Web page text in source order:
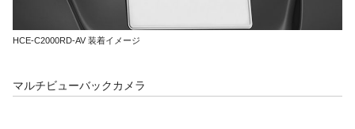
HCE-C2000RD-AV 装着イメージ
マルチビューバックカメラ